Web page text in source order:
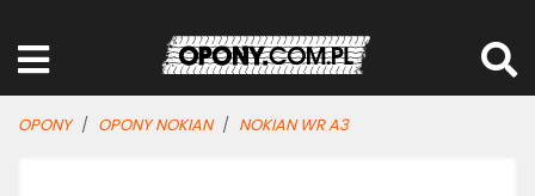
OPONY OPONY NOKIAN NOKIAN WR A3